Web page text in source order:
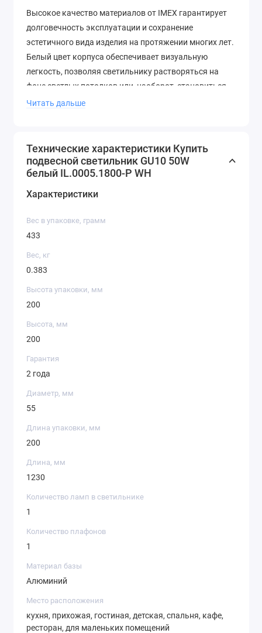
Высокое качество материалов от IMEX гарантирует
долговечность эксплуатации и сохранение
эстетичного вида изделия на протяжении многих лет.
Белый цвет корпуса обеспечивает визуальную
легкость, позволяя светильнику растворяться на
фоне светлых потолков или, наоборот, становиться
стильным графичным элементом на темном фоне.
дому профессиональное световое решение. Мы
позаботимся о том, чтобы ваш заказ был доставлен
осуществляется доставка по России, что позволяет
точки страны.
Читать дальше
Технические характеристики Купить
подвесной светильник GU10 50W
белый IL.0005.1800-P WH
Характеристики
Вес в упаковке, грамм
433
Вес, кг
0.383
Высота упаковки, мм
200
Высота, мм
200
Гарантия
2 года
Диаметр, мм
55
Длина упаковки, мм
200
Длина, мм
1230
Количество ламп в светильнике
1
Количество плафонов
1
Материал базы
Алюминий
Место расположения
кухня, прихожая, гостиная, детская, спальня, кафе,
ресторан, для маленьких помещений